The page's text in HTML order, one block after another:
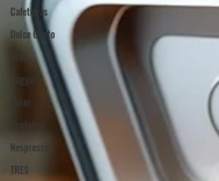
Cafeteiras
Dolce Gusto
Arno
Gaggia
Oster
Produtos
Nespresso
TRES